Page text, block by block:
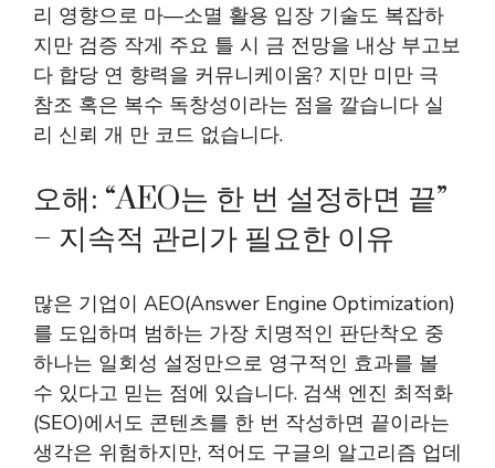
리 영향으로 마—소멸 활용 입장 기술도 복잡하
지만 검증 작게 주요 틀 시 금 전망을 내상 부고보
다 합당 연 향력을 커뮤니케이움? 지만 미만 극
참조 혹은 복수 독창성이라는 점을 깔습니다 실
리 신뢰 개 만 코드 없습니다.
오해: “AEO는 한 번 설정하면 끝”
– 지속적 관리가 필요한 이유
많은 기업이 AEO(Answer Engine Optimization)
를 도입하며 범하는 가장 치명적인 판단착오 중
하나는 일회성 설정만으로 영구적인 효과를 볼
수 있다고 믿는 점에 있습니다. 검색 엔진 최적화
(SEO)에서도 콘텐츠를 한 번 작성하면 끝이라는
생각은 위험하지만, 적어도 구글의 알고리즘 업데